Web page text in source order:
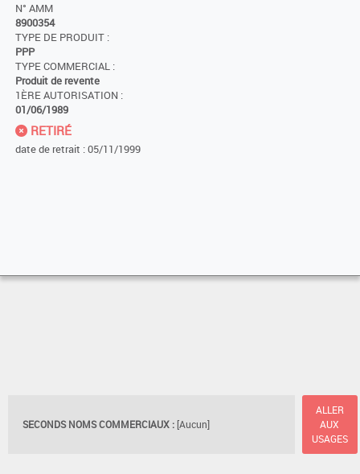
N° AMM
8900354
TYPE DE PRODUIT :
PPP
TYPE COMMERCIAL :
Produit de revente
1ÈRE AUTORISATION :
01/06/1989
RETIRÉ
date de retrait : 05/11/1999
SECONDS NOMS COMMERCIAUX : [Aucun]
ALLER
AUX
USAGES